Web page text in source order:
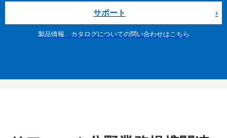
サポート
製品情報、カタログについての問い合わせはこちら